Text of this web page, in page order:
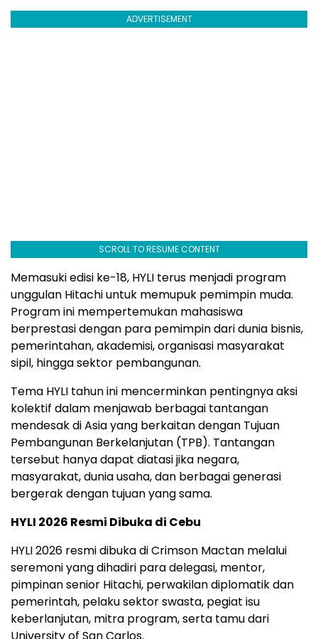
ADVERTISEMENT
SCROLL TO RESUME CONTENT
Memasuki edisi ke-18, HYLI terus menjadi program
unggulan Hitachi untuk memupuk pemimpin muda.
Program ini mempertemukan mahasiswa
berprestasi dengan para pemimpin dari dunia bisnis,
pemerintahan, akademisi, organisasi masyarakat
sipil, hingga sektor pembangunan.
Tema HYLI tahun ini mencerminkan pentingnya aksi
kolektif dalam menjawab berbagai tantangan
mendesak di Asia yang berkaitan dengan Tujuan
Pembangunan Berkelanjutan (TPB). Tantangan
tersebut hanya dapat diatasi jika negara,
masyarakat, dunia usaha, dan berbagai generasi
bergerak dengan tujuan yang sama.
HYLI 2026 Resmi Dibuka di Cebu
HYLI 2026 resmi dibuka di Crimson Mactan melalui
seremoni yang dihadiri para delegasi, mentor,
pimpinan senior Hitachi, perwakilan diplomatik dan
pemerintah, pelaku sektor swasta, pegiat isu
keberlanjutan, mitra program, serta tamu dari